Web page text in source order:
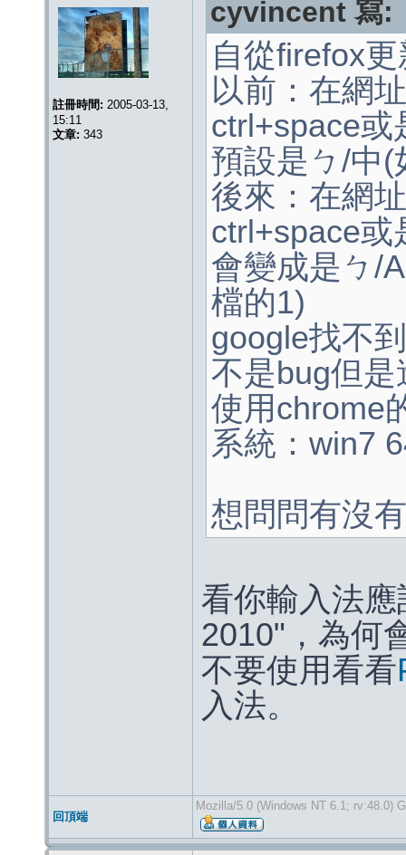
註冊時間: 2005-03-13,
15:11
文章: 343
cyvincent 寫:
自從firefox
以前：在網
ctrl+space或
預設是ㄅ/中(
後來：在網
ctrl+space或
會變成是ㄅ/
檔的1)
google找不
不是bug但
使用chrome
系統：win7
想問問有沒
看你輸入法
2010"，為何
不要使用看看
入法。
回頂端
Mozilla/5.0 (Windows NT 6.1; rv:48.0)